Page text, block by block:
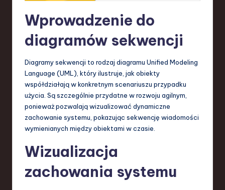
T
Wprowadzenie do
diagramów sekwencji
Diagramy sekwencji to rodzaj diagramu Unified Modeling
Language (UML), który ilustruje, jak obiekty
współdziałają w konkretnym scenariuszu przypadku
użycia. Są szczególnie przydatne w rozwoju agilnym,
ponieważ pozwalają wizualizować dynamiczne
zachowanie systemu, pokazując sekwencję wiadomości
wymienianych między obiektami w czasie.
Wizualizacja
zachowania systemu